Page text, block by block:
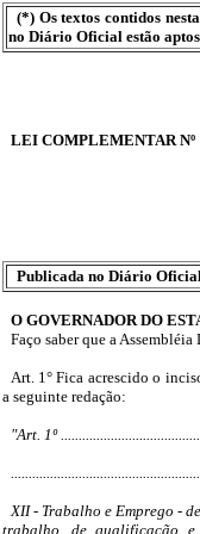
(*) Os textos contidos
no Diário Oficial estão
LEI COMPLEMENTAR Nº
Publicada no Diário Oficial
O GOVERNADOR DO
Faço saber que a
Art. 1° Fica acrescido o
a seguinte redação:
"Art. 1º
XII - Trabalho e Emprego -
trabalho, de qualificação e